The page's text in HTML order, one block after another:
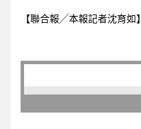
【聯合報╱本報記者沈育如】